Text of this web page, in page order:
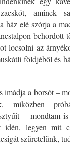
aminek
ház elé szórja a
behordott
locsolni az
földjéből és
a borsót –
miközben
– mondtam
idén, legyen mit
szüretelünk,